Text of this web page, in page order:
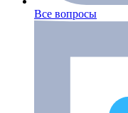
Все вопросы